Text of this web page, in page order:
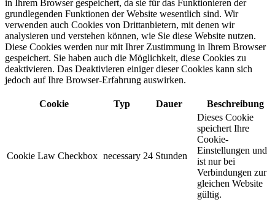
in Ihrem Browser gespeichert, da sie für das Funktionieren der
grundlegenden Funktionen der Website wesentlich sind. Wir
verwenden auch Cookies von Drittanbietern, mit denen wir
analysieren und verstehen können, wie Sie diese Website nutzen.
Diese Cookies werden nur mit Ihrer Zustimmung in Ihrem Browser
gespeichert. Sie haben auch die Möglichkeit, diese Cookies zu
deaktivieren. Das Deaktivieren einiger dieser Cookies kann sich
jedoch auf Ihre Browser-Erfahrung auswirken.
Cookie Typ Dauer Beschreibung
Cookie Law Checkbox necessary 24 Stunden
Dieses Cookie
speichert Ihre
Cookie-
Einstellungen und
ist nur bei
Verbindungen zur
gleichen Website
gültig.